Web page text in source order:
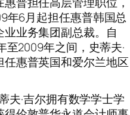
年6月起担任惠普韩国总
业业务集团副总裁。自
至2009年之间，史蒂夫·
任惠普英国和爱尔兰地区
·吉尔拥有数学学士学